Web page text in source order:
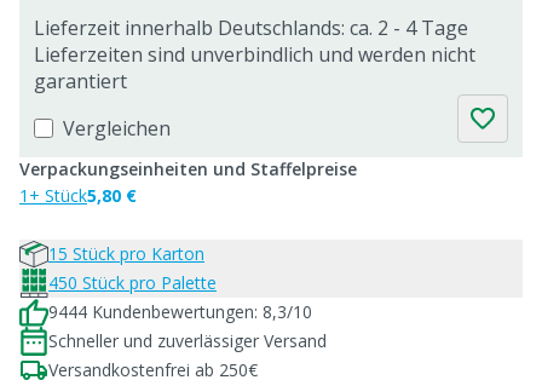
Lieferzeit innerhalb Deutschlands: ca. 2 - 4 Tage
Lieferzeiten sind unverbindlich und werden nicht
garantiert
Vergleichen
Verpackungseinheiten und Staffelpreise
1+ Stück5,80 €
15 Stück pro Karton
450 Stück pro Palette
9444 Kundenbewertungen: 8,3/10
Schneller und zuverlässiger Versand
Versandkostenfrei ab 250€